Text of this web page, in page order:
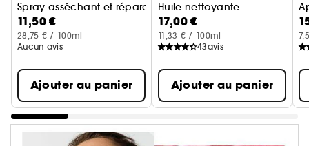
Spray asséchant et réparateur pour le corps
11,50 €
28,75 € / 100ml
Aucun avis
Ajouter au panier
Huile nettoyante
démaquillante
apaisante
17,00 €
11,33 € / 100ml
43avis
Ajouter au panier